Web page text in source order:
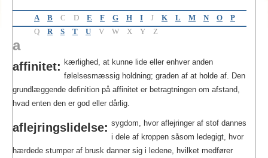
A B C D E F G H I J K L M N O
P
Q
R S T U V W X Y Z
a
affinitet: kærlighed, at kunne lide eller enhver anden
følelsesmæssig holdning; graden af at holde af. Den
grundlæggende definition på affinitet er betragtningen om afstand,
hvad enten den er god eller dårlig.
aflejringslidelse: sygdom, hvor aflejringer af stof dannes
i dele af kroppen såsom ledegigt, hvor
hærdede stumper af brusk danner sig i ledene, hvilket medfører